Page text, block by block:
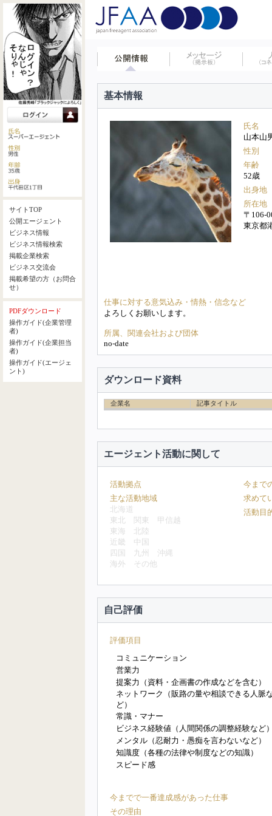
サイトTOP
公開エージェント
ビジネス情報
ビジネス情報検索
掲載企業検索
ビジネス交流会
掲載希望の方（お問合
せ）
PDFダウンロード
操作ガイド(企業管理
者)
操作ガイド(企業担当
者)
操作ガイド(エージェ
ント)
基本情報
氏名
山本山
性別
年齢
52歳
出身地
所在地
〒106-
東京都
仕事に対する意気込み・情熱・信念など
よろしくお願いします。
所属、関連会社および団体
no-date
ダウンロード資料
企業名 記事タイトル
エージェント活動に関して
活動拠点
主な活動地域
北海道
東北
関東
甲信越
東海
北陸
近畿
中国
四国
九州
沖縄
海外
その他
今まで
求めて
活動目
自己評価
評価項目
コミュニケーション
営業力
提案力（資料・企画書の作成などを含む）
ネットワーク（販路の量や相談できる人脈
ど）
常識・マナー
ビジネス経験値（人間関係の調整経験など
メンタル（忍耐力・愚痴を言わないなど）
知識度（各種の法律や制度などの知識）
スピード感
今までで一番達成感があった仕事
その理由